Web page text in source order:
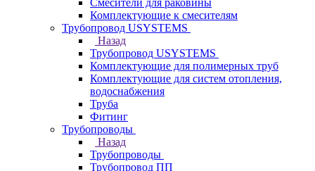
Смесители для раковины
Комплектующие к смесителям
Трубопровод USYSTEMS
Назад
Трубопровод USYSTEMS
Комплектующие для полимерных труб
Комплектующие для систем отопления,
водоснабжения
Труба
Фитинг
Трубопроводы
Назад
Трубопроводы
Трубопровод ПП